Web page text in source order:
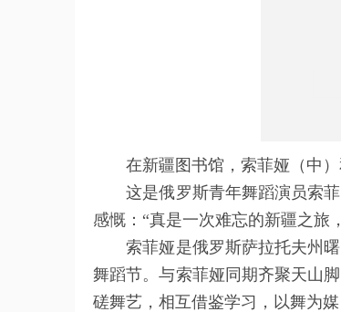
在新疆图书馆，索菲娅（中）
这是俄罗斯青年舞蹈演员索菲
感慨：“真是一次难忘的新疆之旅
索菲娅是俄罗斯萨拉托夫州曙
舞蹈节。与索菲娅同期齐聚天山
磋舞艺，相互借鉴学习，以舞为